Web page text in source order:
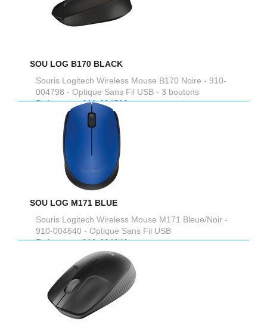
SOU LOG B170 BLACK
Souris Logitech Wireless Mouse B170 Noire - 910-
004798 - Optique Sans Fil USB - 3 boutons
Reference :910-004798
SOU LOG M171 BLUE
Souris Logitech Wireless Mouse M171 Bleue/Noir -
910-004640 - Optique Sans Fil USB
Reference :910-004640